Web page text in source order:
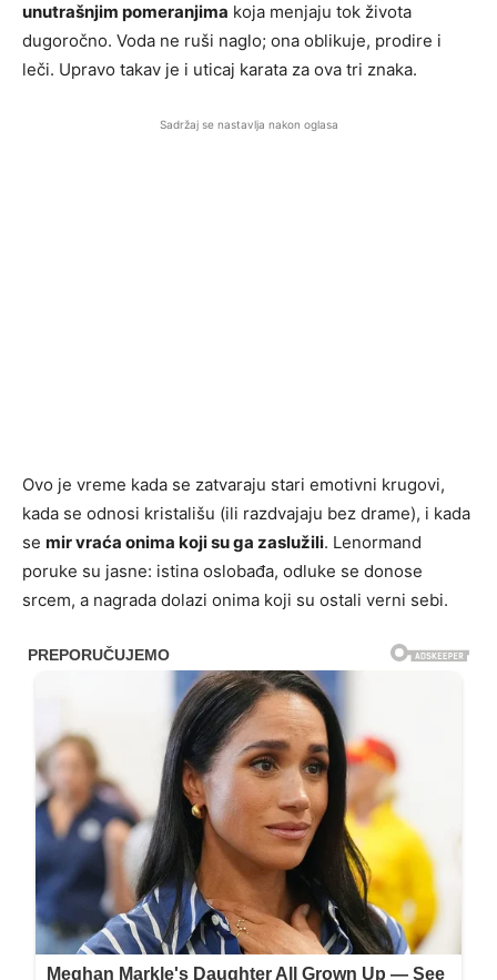
unutrašnjim pomeranjima koja menjaju tok života
dugoročno. Voda ne ruši naglo; ona oblikuje, prodire i
leči. Upravo takav je i uticaj karata za ova tri znaka.
Sadržaj se nastavlja nakon oglasa
Ovo je vreme kada se zatvaraju stari emotivni krugovi,
kada se odnosi kristališu (ili razdvajaju bez drame), i kada
se mir vraća onima koji su ga zaslužili. Lenormand
poruke su jasne: istina oslobađa, odluke se donose
srcem, a nagrada dolazi onima koji su ostali verni sebi.